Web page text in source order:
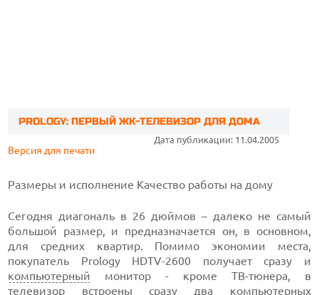
PROLOGY: ПЕРВЫЙ ЖК-ТЕЛЕВИЗОР ДЛЯ ДОМА
Дата публикации: 11.04.2005
Версия для печати
Размеры и исполнение Качество работы на дому
Сегодня диагональ в 26 дюймов – далеко не самый
большой размер, и предназначается он, в основном,
для средних квартир. Помимо экономии места,
покупатель Prology HDTV-2600 получает сразу и
компьютерный монитор - кроме ТВ-тюнера, в
телевизор встроены сразу два компьютерных